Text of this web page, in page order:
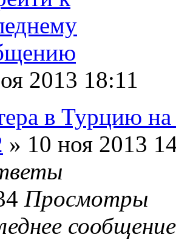
2013 18:11
в Турцию на
» 10 ноя 2013
Просмотры